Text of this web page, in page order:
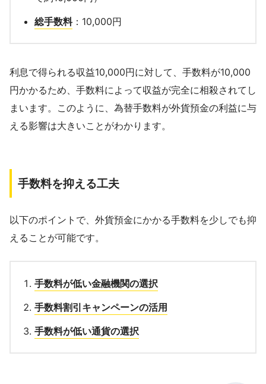
総手数料：10,000円
利息で得られる収益10,000円に対して、手数料が10,000
円かかるため、手数料によって収益が完全に相殺されてし
まいます。このように、為替手数料が外貨預金の利益に与
える影響は大きいことがわかります。
手数料を抑える工夫
以下のポイントで、外貨預金にかかる手数料を少しでも抑
えることが可能です。
手数料が低い金融機関の選択
手数料割引キャンペーンの活用
手数料が低い通貨の選択